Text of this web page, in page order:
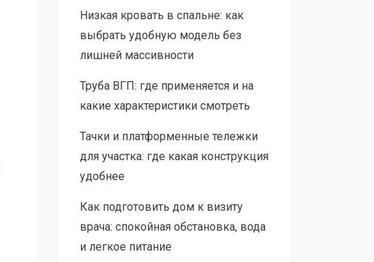
Низкая кровать в спальне: как
выбрать удобную модель без
лишней массивности
Труба ВГП: где применяется и на
какие характеристики смотреть
Тачки и платформенные тележки
для участка: где какая конструкция
удобнее
Как подготовить дом к визиту
врача: спокойная обстановка, вода
и легкое питание